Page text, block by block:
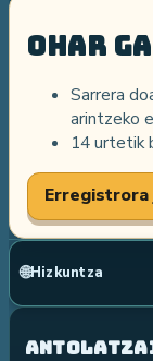
Ohar
Sarrera
arintzeko
14 urtetik
Erregistrora
🌐Hizkuntza